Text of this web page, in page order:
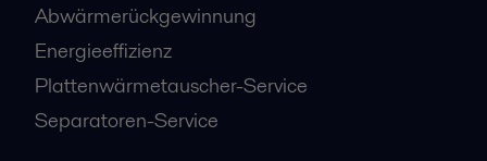
Abwärmerückgewinnung
Energieeffizienz
Plattenwärmetauscher-Service
Separatoren-Service